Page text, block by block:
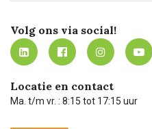
Werken bij Carel Lurvink
MVO
Mijn Carel Lurvink
Mijn Carel Lurvink instructievideo's
Carel Lurvink App
Hulp op afstand
Technische dienst
Innovation LAB
Tevreden klanten
Carel Lurvink Blog
Carel de podcast
Volg ons via social!
Locatie en contact
Ma. t/m vr. : 8:15 tot 17:15 uur